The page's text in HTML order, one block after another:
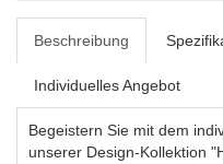
Beschreibung
Individuelles Angebot
Begeistern Sie mit dem
unserer Design-Kollektion